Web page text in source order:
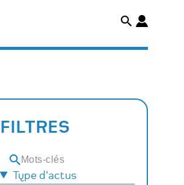
FILTRES
Mots-
clésType d'actus